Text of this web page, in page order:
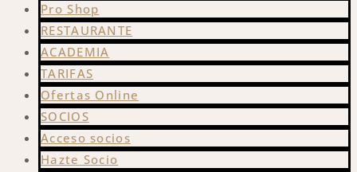
Pro Shop
RESTAURANTE
ACADEMIA
TARIFAS
Ofertas Online
SOCIOS
Acceso socios
Hazte Socio